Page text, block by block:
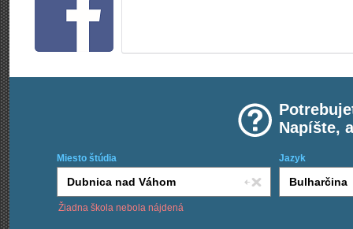
Napíšte,
Miesto štúdia Jazyk
Žiadna škola nebola nájdená